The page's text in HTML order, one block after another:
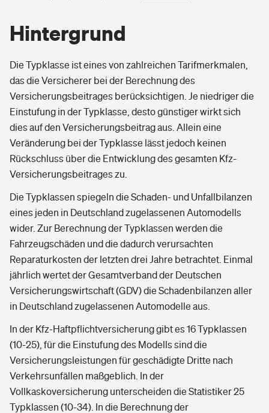
Hintergrund
Die Typklasse ist eines von zahlreichen Tarifmerkmalen,
das die Versicherer bei der Berechnung des
Versicherungsbeitrages berücksichtigen. Je niedriger die
Einstufung in der Typklasse, desto günstiger wirkt sich
dies auf den Versicherungsbeitrag aus. Allein eine
Veränderung bei der Typklasse lässt jedoch keinen
Rückschluss über die Entwicklung des gesamten Kfz-
Versicherungsbeitrages zu.
Die Typklassen spiegeln die Schaden- und Unfallbilanzen
eines jeden in Deutschland zugelassenen Automodells
wider. Zur Berechnung der Typklassen werden die
Fahrzeugschäden und die dadurch verursachten
Reparaturkosten der letzten drei Jahre betrachtet. Einmal
jährlich wertet der Gesamtverband der Deutschen
Versicherungswirtschaft (GDV) die Schadenbilanzen aller
in Deutschland zugelassenen Automodelle aus.
In der Kfz-Haftpflichtversicherung gibt es 16 Typklassen
(10-25), für die Einstufung des Modells sind die
Versicherungsleistungen für geschädigte Dritte nach
Verkehrsunfällen maßgeblich. In der
Vollkaskoversicherung unterscheiden die Statistiker 25
Typklassen (10-34). In die Berechnung der